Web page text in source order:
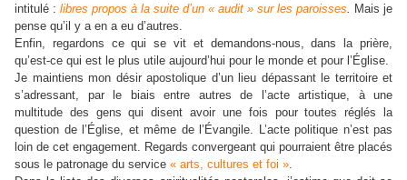
intitulé : libres propos à la suite d’un « audit » sur les paroisses. Mais je
pense qu’il y a en a eu d’autres.
Enfin, regardons ce qui se vit et demandons-nous, dans la prière,
qu’est-ce qui est le plus utile aujourd’hui pour le monde et pour l’Église.
Je maintiens mon désir apostolique d’un lieu dépassant le territoire et
s’adressant, par le biais entre autres de l’acte artistique, à une
multitude des gens qui disent avoir une fois pour toutes réglés la
question de l’Église, et même de l’Évangile. L’acte politique n’est pas
loin de cet engagement. Regards convergeant qui pourraient être placés
sous le patronage du service « arts, cultures et foi ».